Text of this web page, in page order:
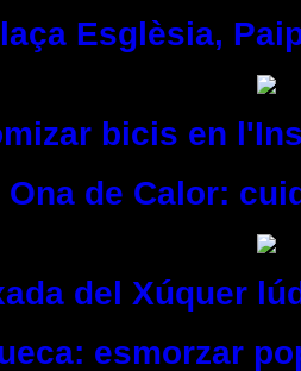
Esglèsia,
bicis en
de Calor:
del Xúquer
esmorzar